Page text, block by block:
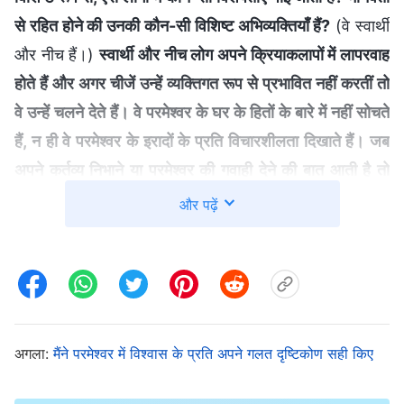
से रहित होने की उनकी कौन-सी विशिष्ट अभिव्यक्तियाँ हैं? (वे स्वार्थी
और नीच हैं।)स्वार्थी और नीच लोग अपने क्रियाकलापों में लापरवाह
होते हैं और अगर चीजें उन्हें व्यक्तिगत रूप से प्रभावित नहीं करतीं तो
वे उन्हें चलने देते हैं। वे परमेश्वर के घर के हितों के बारे में नहीं सोचते
हैं, न ही वे परमेश्वर के इरादों के प्रति विचारशीलता दिखाते हैं। जब
अपने कर्तव्य निभाने या परमेश्वर की गवाही देने की बात आती है तो
उनमें बोझ या जिम्मेदारी की कोई भावना नहीं होती है। ... क्या इस तरह
महसूस करता है? वह आत्म-धिक्कार महसूस नहीं करता है; इस तरह
अपने जमीर से धिक्कार महसूस नहीं होता है, तो क्या वे पवित्र आत्मा
और पढ़ें
अगला:मैंने परमेश्वर में विश्वास के प्रति अपने गलत दृष्टिकोण सही किए